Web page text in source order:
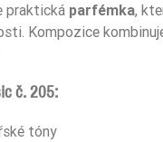
praktická parfémka,
Kompozice
č. 205:
tóny